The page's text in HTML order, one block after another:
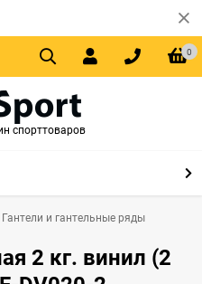
0
спорттоваров
Гантели и гантельные ряды
2 кг. винил (2